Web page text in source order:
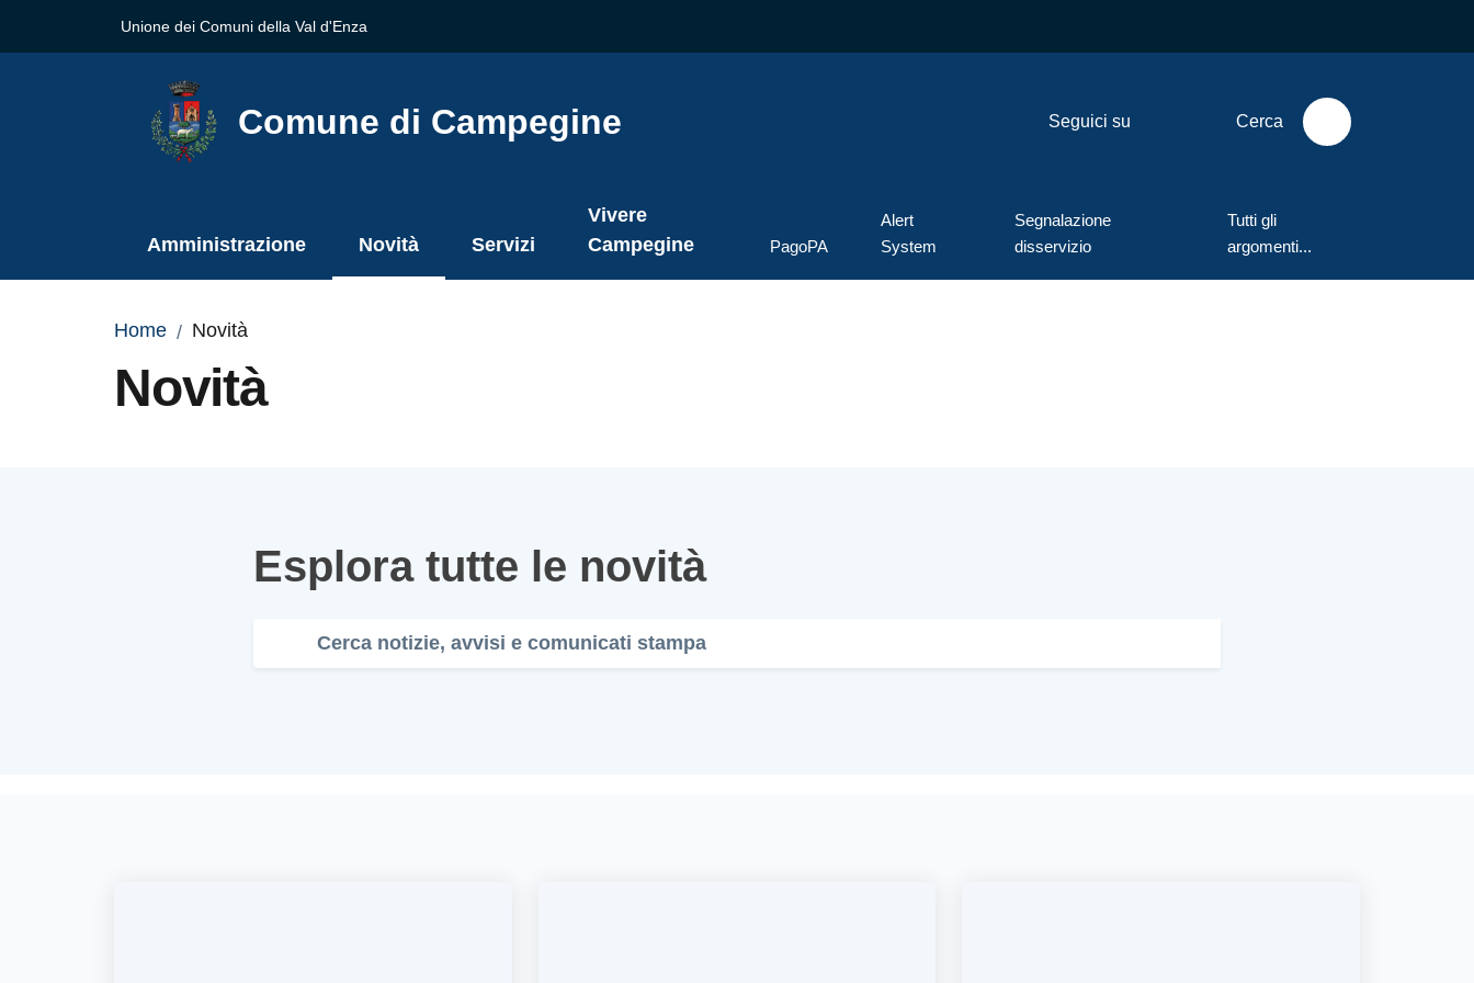
Unione dei Comuni della Val d'Enza
Comune di Campegine Seguici su Cerca
Amministrazione Novità
Menu selezionato
Servizi
Vivere
Campegine
PagoPA
Alert
System
Segnalazione
disservizio
Tutti gli
argomenti...
Home / Novità
Novità
Esplora tutte le novità